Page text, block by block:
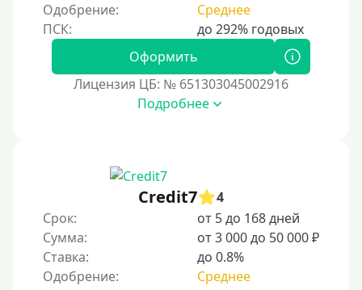
Одобрение:
Среднее
Оформить
Лицензия ЦБ: № 651303045002916
Подробнее
Credit7
4
Срок:
от 5 до 168 дней
Сумма:
от 3 000 до 50 000 ₽
Ставка:
до 0.8%
Одобрение:
Среднее